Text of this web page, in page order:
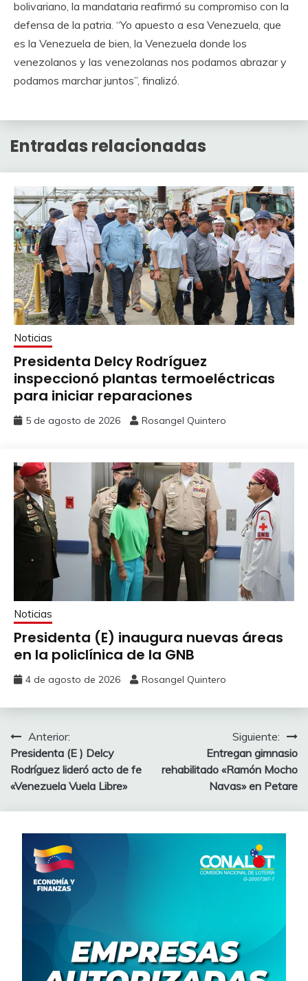
bolivariano, la mandataria reafirmó su compromiso con la
defensa de la patria. “Yo apuesto a esa Venezuela, que
es la Venezuela de bien, la Venezuela donde los
venezolanos y las venezolanas nos podamos abrazar y
podamos marchar juntos”, finalizó.
Entradas relacionadas
Noticias
Presidenta Delcy Rodríguez
inspeccionó plantas termoeléctricas
para iniciar reparaciones
5 de agosto de 2026 Rosangel Quintero
Noticias
Presidenta (E) inaugura nuevas áreas
en la policlínica de la GNB
4 de agosto de 2026 Rosangel Quintero
Anterior:
Presidenta (E ) Delcy
Rodríguez lideró acto de fe
«Venezuela Vuela Libre»
Siguiente:
Entregan gimnasio
rehabilitado «Ramón Mocho
Navas» en Petare